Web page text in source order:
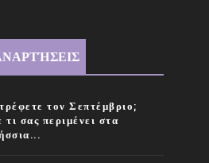
τον Σεπτέμβριο;
τι σας περιμένει στα